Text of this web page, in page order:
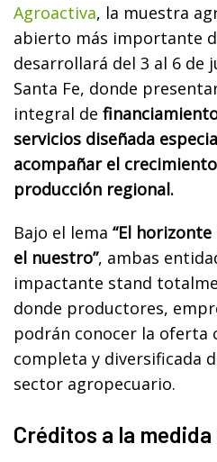
Agroactiva, la muestra
abierto más importante
desarrollará del 3 al 6 de
Santa Fe, donde
integral de
servicios diseñada
acompañar el
producción regional.
Bajo el lema “El
el nuestro”, ambas
impactante stand
donde productores,
podrán conocer la oferta
completa y diversificada
sector agropecuario.
Créditos a la